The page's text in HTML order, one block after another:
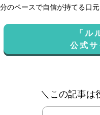
分のペースで自信が持てる口元
「ル
公式
＼この記事は